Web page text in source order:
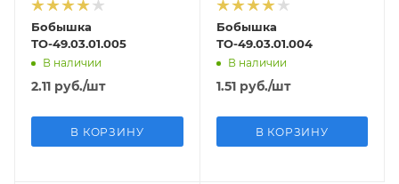
Бобышка
ТО-49.03.01.005
В наличии
2.11 руб./шт
В КОРЗИНУ
Бобышка
ТО-49.03.01.004
В наличии
1.51руб./шт
В КОРЗИНУ